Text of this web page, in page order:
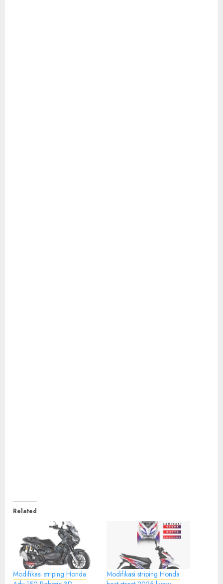
Related
Modifikasi striping Honda
Modifikasi striping Honda